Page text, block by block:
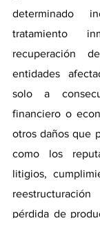
determinado
tratamiento
recuperación
entidades
solo a
financiero o
otros daños que
como los
litigios,
pérdida de